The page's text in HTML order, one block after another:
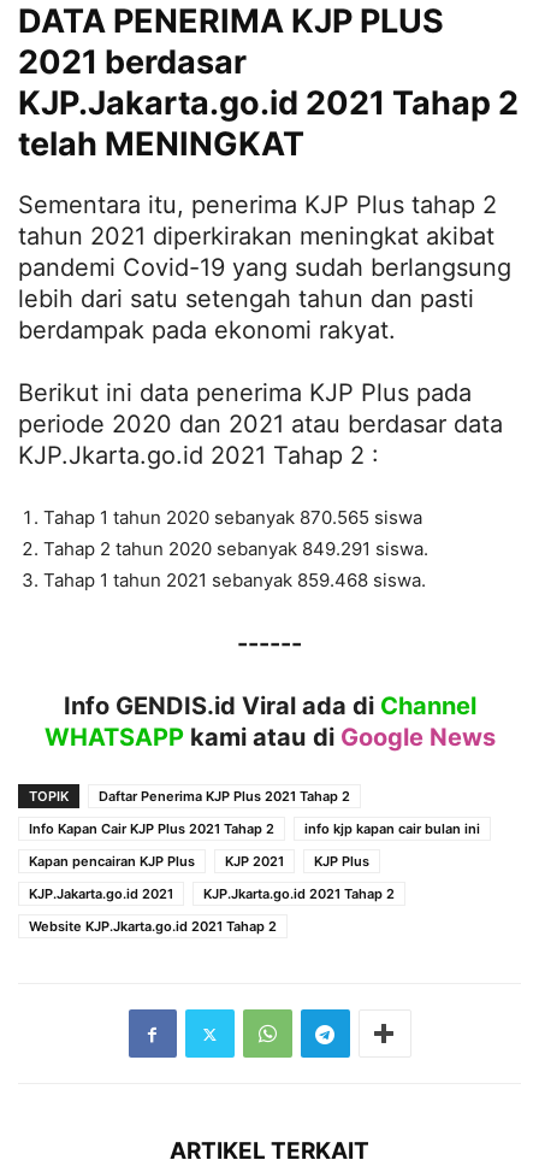
DATA PENERIMA KJP PLUS
2021 berdasar
KJP.Jakarta.go.id 2021 Tahap 2
telah MENINGKAT
Sementara itu, penerima KJP Plus tahap 2
tahun 2021 diperkirakan meningkat akibat
pandemi Covid-19 yang sudah berlangsung
lebih dari satu setengah tahun dan pasti
berdampak pada ekonomi rakyat.
Berikut ini data penerima KJP Plus pada
periode 2020 dan 2021 atau berdasar data
KJP.Jkarta.go.id 2021 Tahap 2 :
Tahap 1 tahun 2020 sebanyak 870.565 siswa
Tahap 2 tahun 2020 sebanyak 849.291 siswa.
Tahap 1 tahun 2021 sebanyak 859.468 siswa.
------
Info GENDIS.id Viral ada di Channel
WHATSAPPkami atau di Google News
TOPIK
Daftar Penerima KJP Plus 2021 Tahap 2
Info Kapan Cair KJP Plus 2021 Tahap 2
info kjp kapan cair bulan ini
Kapan pencairan KJP Plus
KJP 2021
KJP Plus
KJP.Jakarta.go.id 2021
KJP.Jkarta.go.id 2021 Tahap 2
Website KJP.Jkarta.go.id 2021 Tahap 2
ARTIKEL TERKAIT